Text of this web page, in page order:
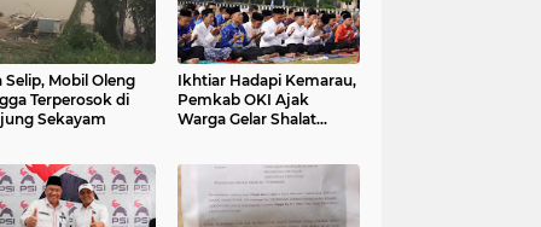
Selip, Mobil Oleng
Terperosok di
Sekayam
Ikhtiar Hadapi Kemarau,
Pemkab OKI Ajak
Warga Gelar Shalat